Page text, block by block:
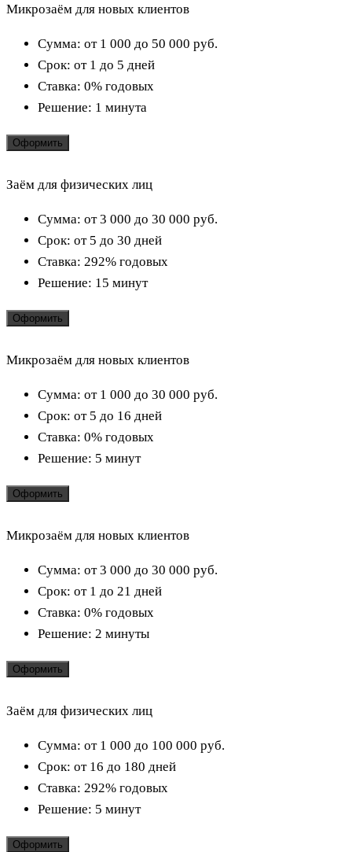
Микрозаём для новых клиентов
Сумма: от 1 000 до 50 000 руб.
Срок: от 1 до 5 дней
Ставка: 0% годовых
Решение: 1 минута
Оформить
Заём для физических лиц
Сумма: от 3 000 до 30 000 руб.
Срок: от 5 до 30 дней
Ставка: 292% годовых
Решение: 15 минут
Оформить
Микрозаём для новых клиентов
Сумма: от 1 000 до 30 000 руб.
Срок: от 5 до 16 дней
Ставка: 0% годовых
Решение: 5 минут
Оформить
Микрозаём для новых клиентов
Сумма: от 3 000 до 30 000 руб.
Срок: от 1 до 21 дней
Ставка: 0% годовых
Решение: 2 минуты
Оформить
Заём для физических лиц
Сумма: от 1 000 до 100 000 руб.
Срок: от 16 до 180 дней
Ставка: 292% годовых
Решение: 5 минут
Оформить